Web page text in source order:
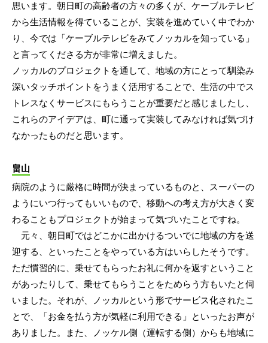
思います。朝日町の高齢者の方々の多くが、ケーブルテレビ
から生活情報を得ていることが、実装を進めていく中でわか
り、今では「ケーブルテレビをみてノッカルを知っている」
と言ってくださる方が非常に増えました。
ノッカルのプロジェクトを通して、地域の方にとって馴染み
深いタッチポイントをうまく活用することで、生活の中でス
トレスなくサービスにもらうことが重要だと感じましたし、
これらのアイデアは、町に通って実装してみなければ気づけ
なかったものだと思います。
畠山
病院のように厳格に時間が決まっているものと、スーパーの
ようにいつ行ってもいいもので、移動への考え方が大きく変
わることもプロジェクトが始まって気づいたことですね。
元々、朝日町ではどこかに出かけるついでに地域の方を送
迎する、といったことをやっている方はいらしたそうです。
ただ慣習的に、乗せてもらったお礼に何かを返すということ
があったりして、乗せてもらうことをためらう方もいたと伺
いました。それが、ノッカルという形でサービス化されたこ
とで、「お金を払う方が気軽に利用できる」といったお声が
ありました。また、ノッケル側（運転する側）からも地域に